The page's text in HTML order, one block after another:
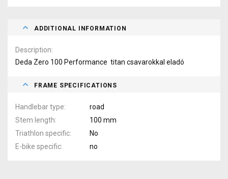
ADDITIONAL INFORMATION
Description
Deda Zero 100 Performance titan csavarokkal eladó
FRAME SPECIFICATIONS
Handlebar type
road
Stem length
100 mm
Triathlon specific
No
E-bike specific
no